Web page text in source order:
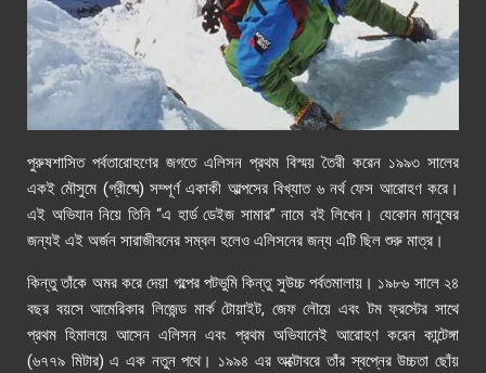
পুরুষশাসিত পর্বতারোহণের জগতে এলিসন প্রথম বিস্ময় তৈরী করেন ১৯৯৩ সালের
একই মৌসুমে (গ্রীষ্মে) সম্পূর্ণ একাকী আল্পসের বিখ্যাত ৬ নর্থ ফেস আরোহণ করে।
এই অভিযান নিয়ে তিনি “এ হার্ড ডেইজ সামার” নামে বই লিখেন। যেকোন মানুষের
জন্যই এই অর্জন সারাজীবনের সম্বল হলেও এলিসনের জন্য এটি ছিল শুরু মাত্র।
কিন্তু তাঁকে অমর করে দেয়া গল্পের পটভুমি কিন্তু সুউচ্চ পর্বতমালায়। ১৯৮৬ সালে ২৪
বছর বয়সে আমেরিকার লিজেন্ড মার্ক টোয়াইট, জেফ লৌয়ে এবং টম ফ্রস্টের সাথে
প্রথম হিমালয়ে আসেন এলিসন এবং প্রথম অভিযানেই আরোহণ করেন কান্টেঙ্গা
(৬৭৭৯ মিটার) এ এক নতুন পথে। ১৯৯৪ এর অক্টোবরে তাঁর স্বপ্নের উচ্চতা ছোঁয়